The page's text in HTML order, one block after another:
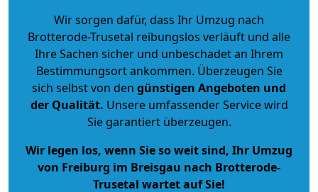
Wir sorgen dafür, dass Ihr Umzug nach
Brotterode-Trusetal reibungslos verläuft und alle
Ihre Sachen sicher und unbeschadet an Ihrem
Bestimmungsort ankommen. Überzeugen Sie
sich selbst von den günstigen Angeboten und
der Qualität. Unsere umfassender Service wird
Sie garantiert überzeugen.
Wir legen los, wenn Sie so weit sind, Ihr Umzug
von Freiburg im Breisgau nach Brotterode-
Trusetal wartet auf Sie!